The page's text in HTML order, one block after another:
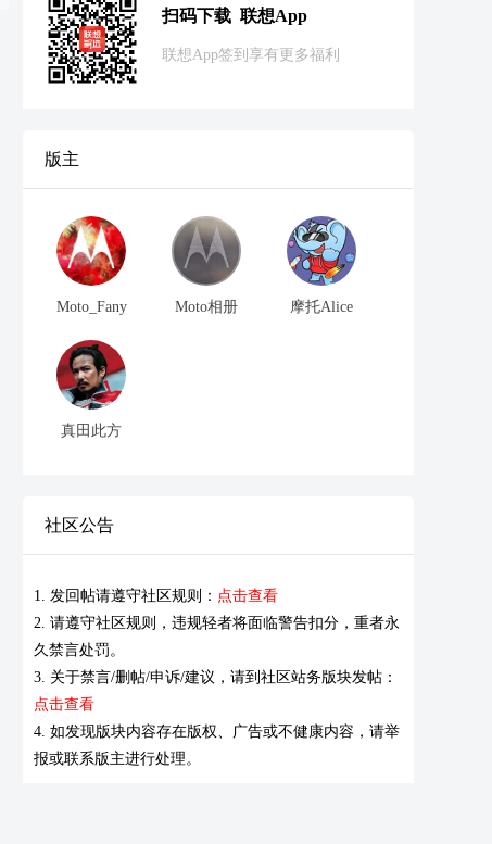
扫码下载 联想App
联想App签到享有更多福利
版主
Moto_Fany Moto相册 摩托Alice
真田此方
社区公告
1. 发回帖请遵守社区规则： 点击查看
2. 请遵守社区规则，违规轻者将面临警告扣分，重者永
久禁言处罚。
3. 关于禁言/删帖/申诉/建议，请到社区站务版块发帖：
点击查看
4. 如发现版块内容存在版权、广告或不健康内容，请举
报或联系版主进行处理。